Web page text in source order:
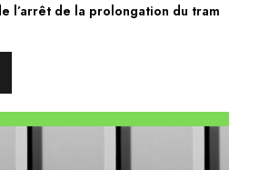
l’arrêt de la prolongation du tram